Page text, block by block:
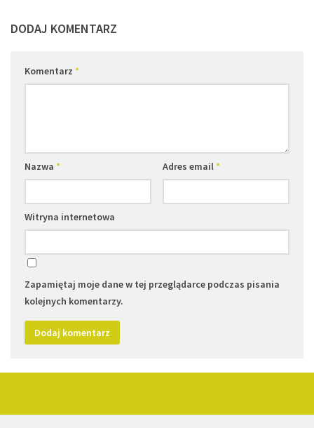
DODAJ KOMENTARZ
Komentarz *
Nazwa * Adres email*
Witryna internetowa
Zapamiętaj moje dane w tej przeglądarce podczas pisania
kolejnych komentarzy.